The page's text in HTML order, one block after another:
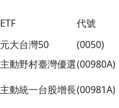
ETF 代號
元大台灣50 (0050)
主動野村臺灣優選(00980A)
主動統一台股增長(00981A)